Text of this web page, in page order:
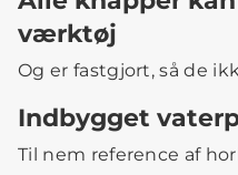
værktøj
Og er fastgjort, så de
Indbygget
Til nem reference af